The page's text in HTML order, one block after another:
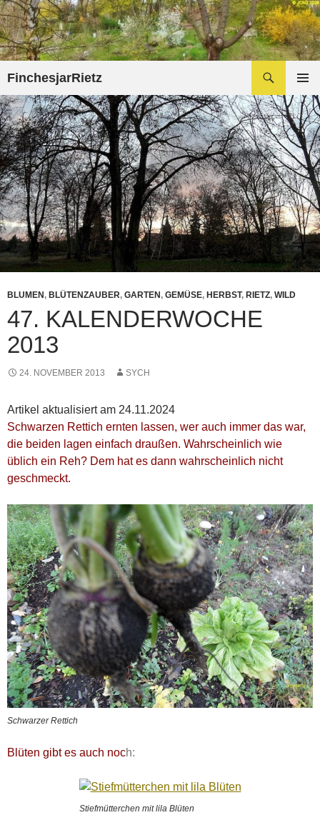
Zum
Inhalt
springen
FinchesjarRietz
MENÜ
BLUMEN , BLÜTENZAUBER, GARTEN , GEMÜSE, HERBST, RIETZ, WILD
47. KALENDERWOCHE
2013
24. NOVEMBER 2013 SYCH
Artikel aktualisiert am 24.11.2024
Schwarzen Rettich ernten lassen, wer auch immer das war,
die beiden lagen einfach draußen. Wahrscheinlich wie
üblich ein Reh? Dem hat es dann wahrscheinlich nicht
geschmeckt.
Schwarzer Rettich
Blüten gibt es auch noch:
Stiefmütterchen mit lila Blüten